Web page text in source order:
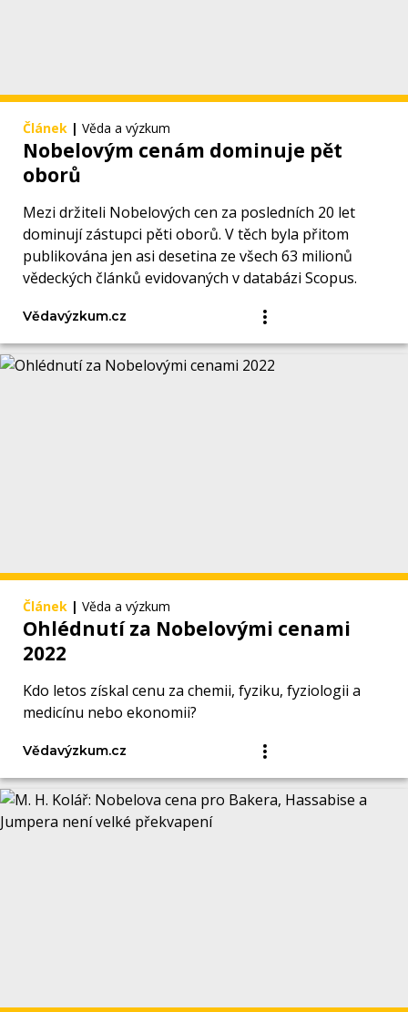
Článek | Věda a výzkum
Nobelovým cenám dominuje pět
oborů
Mezi držiteli Nobelových cen za posledních 20 let
dominují zástupci pěti oborů. V těch byla přitom
publikována jen asi desetina ze všech 63 milionů
vědeckých článků evidovaných v databázi Scopus.
Vědavýzkum.cz
Článek | Věda a výzkum
Ohlédnutí za Nobelovými cenami
2022
Kdo letos získal cenu za chemii, fyziku, fyziologii a
medicínu nebo ekonomii?
Vědavýzkum.cz